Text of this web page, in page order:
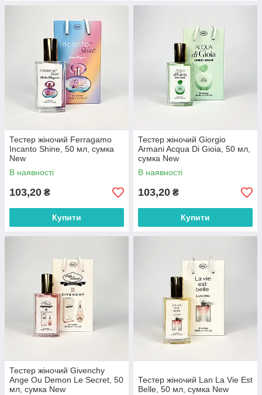
Тестер жіночий Ferragamo
Incanto Shine, 50 мл, сумка
New
В наявності
103,20 ₴
Купити
Тестер жіночий Giorgio
Armani Acqua Di Gioia, 50 мл,
сумка New
В наявності
103,20 ₴
Купити
Тестер жіночий Givenchy
Ange Ou Demon Le Secret, 50
мл, сумка New
Тестер жіночий Lan La Vie Est
Belle, 50 мл, сумка New